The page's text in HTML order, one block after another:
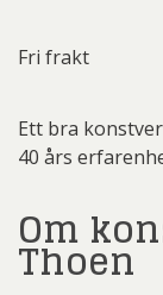
Fri frakt
Ett bra
40 års
Om
Thoen